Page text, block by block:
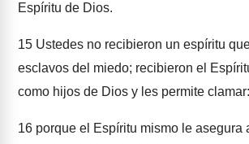
Espíritu de Dios.
15 Ustedes no recibieron un espíritu
esclavos del miedo; recibieron el
como hijos de Dios y les permite
16 porque el Espíritu mismo le asegura